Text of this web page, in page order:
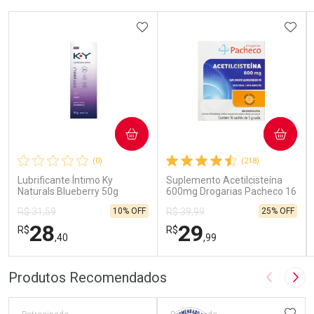
(0)
Lubrificante Íntimo Ky
Naturals Blueberry 50g
R$ 31,59
R$28,40
10% OFF
ADICIONAR AOS FAVORITOS
COMPRAR
FECHAR
FECHAR
Por Menos
(218)
Suplemento Acetilcisteína
600mg Drogarias Pacheco 16
R$ 39,99
R$29,99
25% OFF
COMPRAR
Por Menos
Produtos Recomendados Imagem